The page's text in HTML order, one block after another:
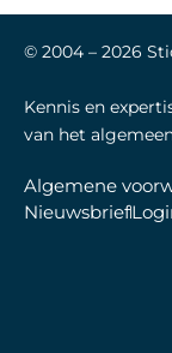
© 2004 – 2026
Kennis en
van het
Algemene
Nieuwsbrief